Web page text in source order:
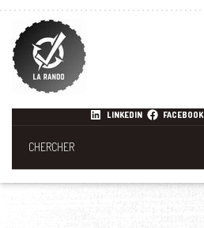
LINKEDIN FACEBOOK